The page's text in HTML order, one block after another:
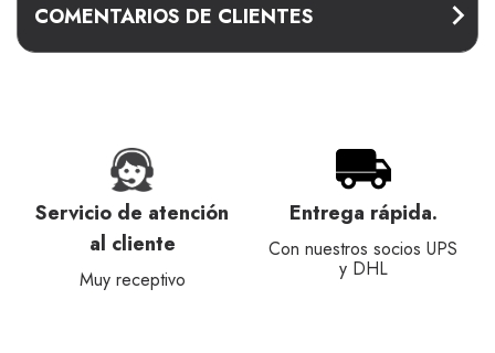
COMENTARIOS DE CLIENTES
Servicio de atención
al cliente
Muy receptivo
Entrega rápida.
Con nuestros socios UPS
y DHL